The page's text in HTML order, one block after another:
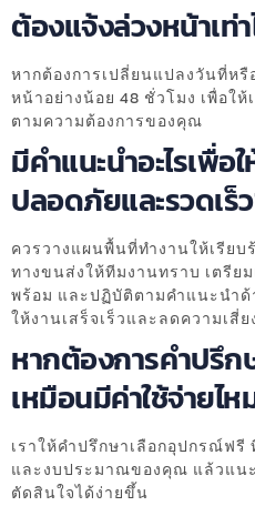
ต้องแจ้งล่วงหน้าเท่า
หากต้องการเปลี่ยนแปลงวันที่หรื
หน้าอย่างน้อย 48 ชั่วโมง เพื่อใ
ตามความต้องการของคุณ
มีคำแนะนำอะไรเพื่
ปลอดภัยและรวดเร็
ควรวางแผนพื้นที่ทำงานให้เรีย
ทางขนส่งให้ทีมงานทราบ เตรี
พร้อม และปฏิบัติตามคำแนะนำ
ให้งานเสร็จเร็วและลดความเสี่ย
หากต้องการคำปรึ
เหมือนมีค่าใช้จ่ายไห
เราให้คำปรึกษาเลือกอุปกรณ์ฟ
และงบประมาณของคุณ แล้วแน
ตัดสินใจได้ง่ายขึ้น